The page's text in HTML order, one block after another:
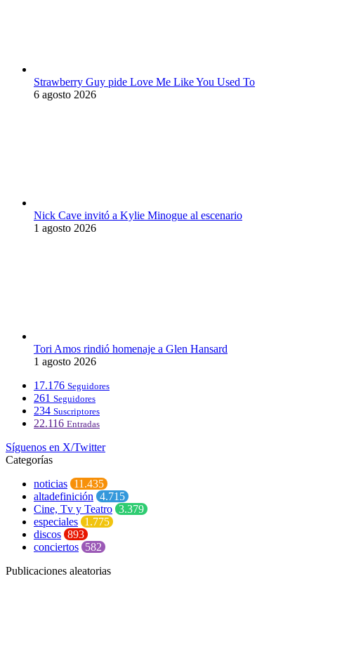
Strawberry Guy pide Love Me Like You Used To
6 agosto 2026
Nick Cave invitó a Kylie Minogue al escenario
1 agosto 2026
Tori Amos rindió homenaje a Glen Hansard
1 agosto 2026
17.176 Seguidores
261 Seguidores
234 Suscriptores
22.116 Entradas
Síguenos en X/Twitter
Categorías
noticias 11.435
altadefinición 4.715
Cine, Tv y Teatro 3.379
especiales 1.775
discos 893
conciertos 582
Publicaciones aleatorias